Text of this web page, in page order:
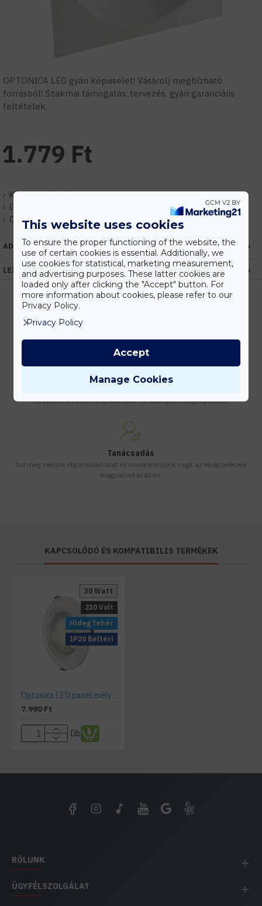
OPTONICA LED gyári képviselet! Vásárolj megbízható
forrásból! Szakmai támogatás, tervezés, gyári garanciális
feltételek.
Készlet:Várhatóan 1-3 nap
Gyártó:
Cikkszám:
EHOP3212
1.779 Ft
ADATOK
LEÍRÁS
Készleten lévő termékeinket akár 24 órán belül megkaphatod!
Tanácsadás
Írd meg nekünk elgondolásodat és munkatársunk segít az elképzeléseid
megvalósításában.
KAPCSOLÓDÓ ÉS KOMPATIBILIS TERMÉKEK
Hideg fehér
IP20 Beltéri
30 Watt
230 Volt
Optonica LED panel mélysugárzó 30 W süllyesztett kerek hideg fehér
7.990 Ft
Db
RÓLUNK
ÜGYFÉLSZOLGÁLAT
This website uses cookies
To ensure the proper functioning of the website, the
use of certain cookies is essential. Additionally, we
use cookies for statistical, marketing measurement,
and advertising purposes. These latter cookies are
loaded only after clicking the "Accept" button. For
more information about cookies, please refer to our
Privacy Policy.
Privacy Policy
Manage Cookies
Accept